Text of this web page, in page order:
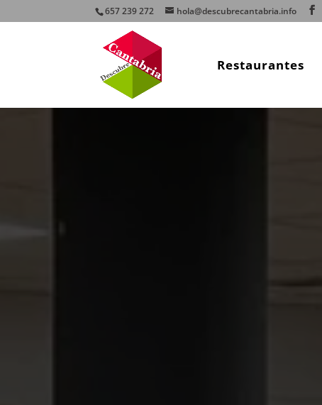
657 239 272 hola@descubrecantabria.info
Restaurantes